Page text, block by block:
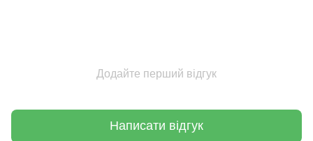
Додайте перший відгук
Написати відгук